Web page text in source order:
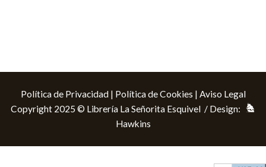
Política de Privacidad| Política de Cookies | Aviso Legal
Copyright 2025 © Librería La Señorita Esquivel / Design:
Hawkins